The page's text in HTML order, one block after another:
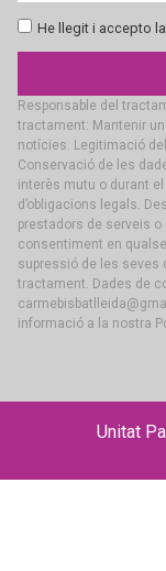
He llegit i accepto
Responsable del
tractament: Mantenir
notícies. Legitimació
Conservació de les
interès mutu o durant
d’obligacions legals.
prestadors de serveis o
consentiment en
supressió de les seves
tractament. Dades de
informació a la nostra
Unitat